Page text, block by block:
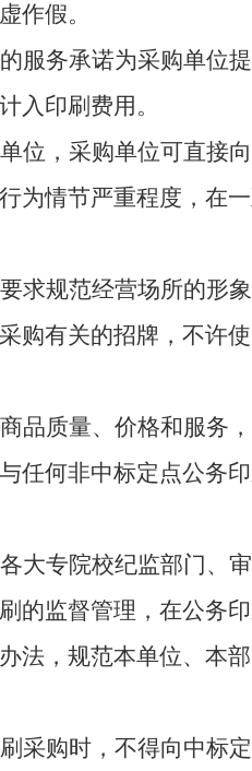
作假。
服务承诺为采购单位
入印刷费用。
位，采购单位可直接向
为情节严重程度，在
求规范经营场所的形
购有关的招牌，不许
品质量、价格和服务
任何非中标定点公务
大专院校纪监部门、
的监督管理，在公务
法，规范本单位、本
采购时，不得向中标